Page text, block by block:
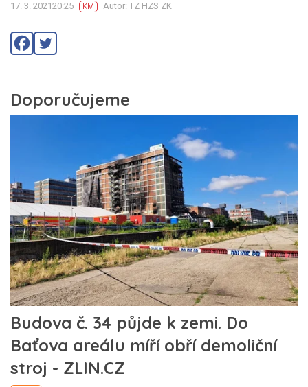
17. 3. 202120:25 KM Autor: TZ HZS ZK